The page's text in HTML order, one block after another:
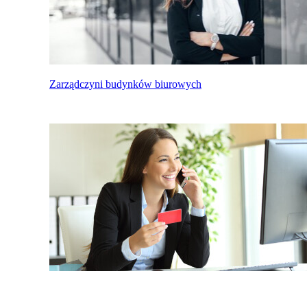
Zarządczyni budynków biurowych